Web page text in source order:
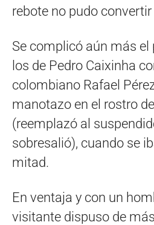
rebote no pudo
Se complicó aún más
los de Pedro Caixinha
colombiano Rafael
manotazo en el rostro
(reemplazó al
sobresalió), cuando se
mitad.
En ventaja y con un
visitante dispuso de